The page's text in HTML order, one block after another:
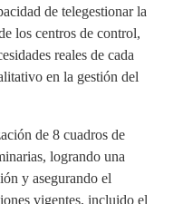
de telegestionar la
los centros de control,
reales de cada
en la gestión del
de 8 cuadros de
logrando una
y asegurando el
vigentes, incluido el